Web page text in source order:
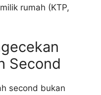
rumah (KTP,
Second
second bukan